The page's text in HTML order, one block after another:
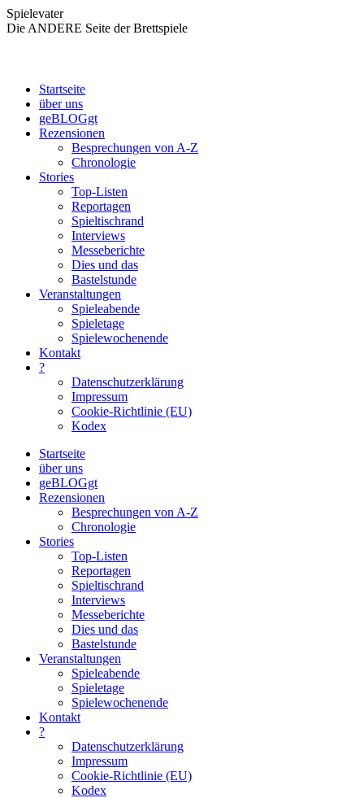
Zum
Inhalt
Spielevater
Die ANDERE Seite der Brettspiele
Startseite
über uns
geBLOGgt
Rezensionen
Besprechungen von A-Z
Chronologie
Stories
Top-Listen
Reportagen
Spieltischrand
Interviews
Messeberichte
Dies und das
Bastelstunde
Veranstaltungen
Spieleabende
Spieletage
Spielewochenende
Kontakt
?
Datenschutzerklärung
Impressum
Cookie-Richtlinie (EU)
Kodex
Startseite
über uns
geBLOGgt
Rezensionen
Besprechungen von A-Z
Chronologie
Stories
Top-Listen
Reportagen
Spieltischrand
Interviews
Messeberichte
Dies und das
Bastelstunde
Veranstaltungen
Spieleabende
Spieletage
Spielewochenende
Kontakt
?
Datenschutzerklärung
Impressum
Cookie-Richtlinie (EU)
Kodex